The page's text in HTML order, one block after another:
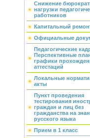
Снижение
нагрузки
работников
Капитальный
Официальные
Педагогические
Перспективные
графики
аттестаций
Локальные
акты
Пункт проведения
тестирования
граждан и лиц без
гражданства на
русского языка
Прием в 1 класс